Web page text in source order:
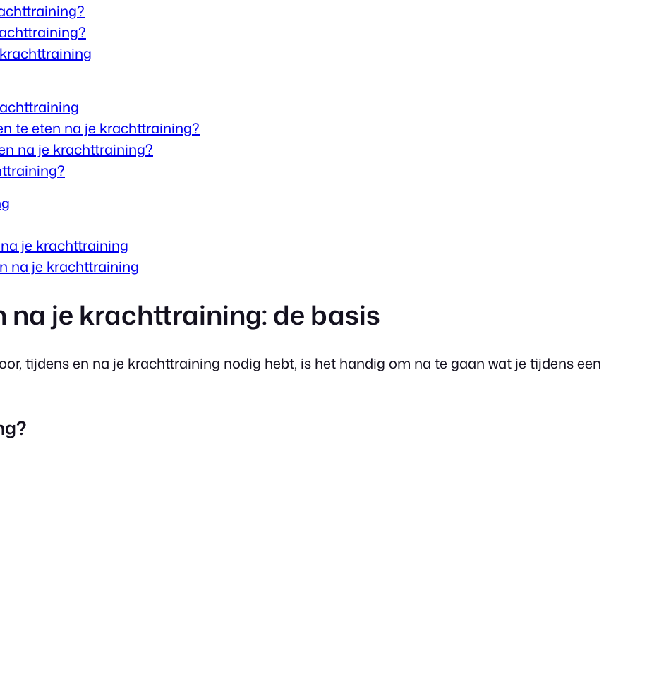
te eten na je krachttraining?
na je krachttraining?
je krachttraining
na je krachttraining
na je krachttraining: de basis
tijdens en na je krachttraining nodig hebt, is het handig om na te gaan wat je tijdens een